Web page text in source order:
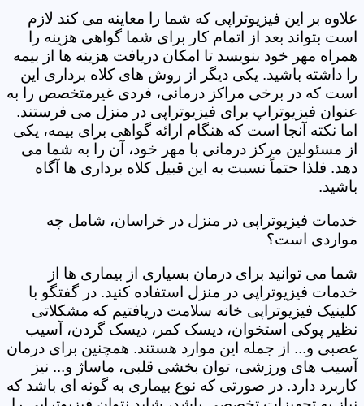
علاوه بر این فیزیوتراپی که شما را معاینه می کند لازم
است بتواند بعد از اتمام کار برای شما گواهی هزینه را
همراه مهر خود بنویسد تا امکان دریافت هزینه ها از بیمه
را داشته باشید. یکی دیگر از روش های کلاه برداری این
است که در برخی مراکز درمانی، فردی غیرمتخصص را به
عنوان فیزیوتراپ برای فیزیوتراپی در منزل می فرستند.
اما نکته آنجا است که هنگام ارائه گواهی برای بیمه، یکی
از مسئولین مرکز درمانی با مهر خود، آن را به شما می
دهد. فلذا حتماً نسبت به این قبیل کلاه برداری ها آگاه
باشید.
خدمات فیزیوتراپی در منزل در خراسان، شامل چه
مواردی است؟
شما می توانید برای درمان بسیاری از بیماری ها از
خدمات فیزیوتراپی در منزل استفاده کنید. در گفتگو با
کلینیک فیزیوتراپی خانه سلامت دریافتیم که مشکلاتی
نظیر پوکی استخوان، دیسک کمر، دیسک گردن، آسیب
عصبی و... از جمله این موارد هستند. همچنین برای درمان
آسیب های ورزشی، توان بخشی قلبی، ماساژ و... نیز
کاربرد دارد. در صورتی که نوع بیماری به گونه ای باشد که